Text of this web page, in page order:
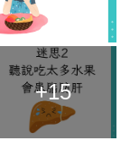
+15